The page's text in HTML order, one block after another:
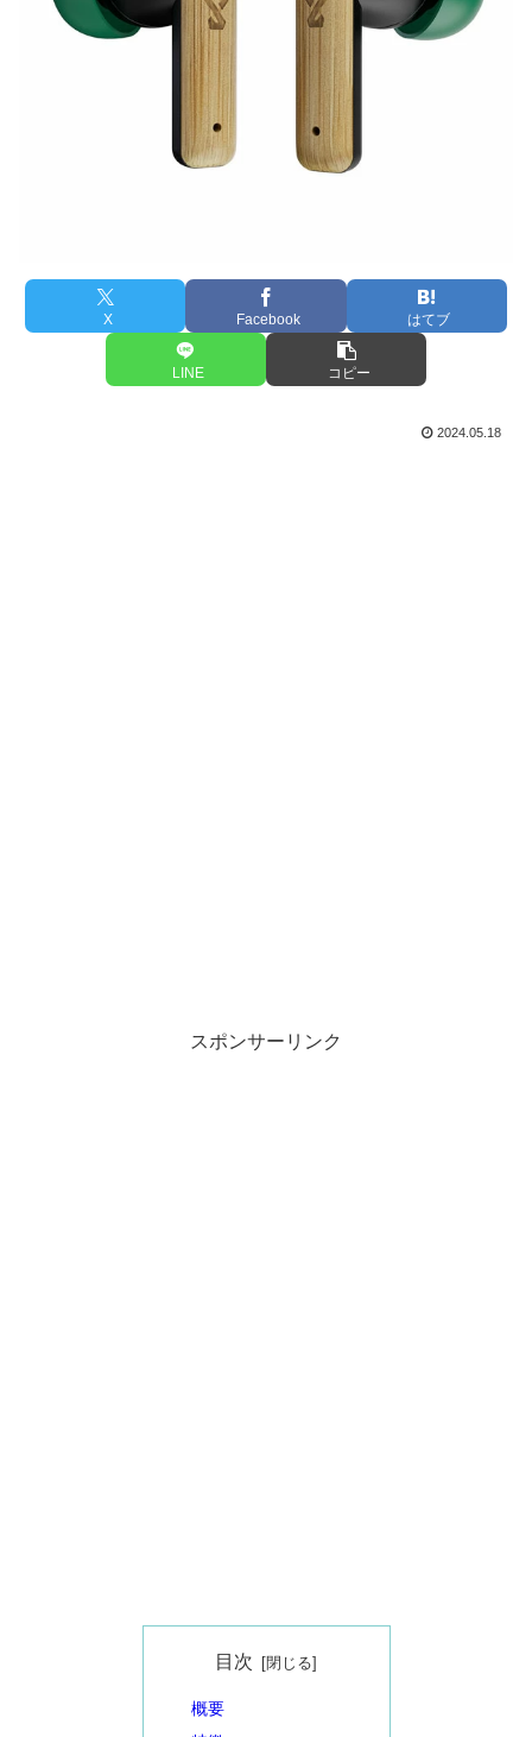
X Facebook はてブ
LINE コピー
2024.05.18
スポンサーリンク
目次
概要